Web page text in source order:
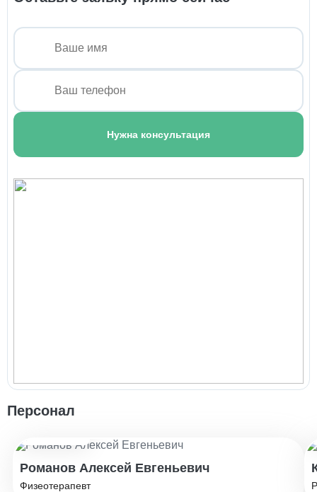
Нужна консультация
Персонал
Романов Алексей Евгеньевич
Физеотерапевт